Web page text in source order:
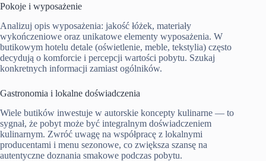
Pokoje i wyposażenie
Analizuj opis wyposażenia: jakość łóżek, materiały
wykończeniowe oraz unikatowe elementy wyposażenia. W
butikowym hotelu detale (oświetlenie, meble, tekstylia) często
decydują o komforcie i percepcji wartości pobytu. Szukaj
konkretnych informacji zamiast ogólników.
Gastronomia i lokalne doświadczenia
Wiele butików inwestuje w autorskie koncepty kulinarne — to
sygnał, że pobyt może być integralnym doświadczeniem
kulinarnym. Zwróć uwagę na współpracę z lokalnymi
producentami i menu sezonowe, co zwiększa szansę na
autentyczne doznania smakowe podczas pobytu.